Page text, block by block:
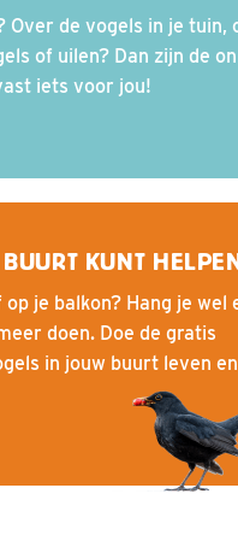
Over de vogels in je tuin,
of uilen? Dan zijn de
iets voor jou!
KUNT
je balkon? Hang je wel
doen. Doe de gratis
in jouw buurt leven